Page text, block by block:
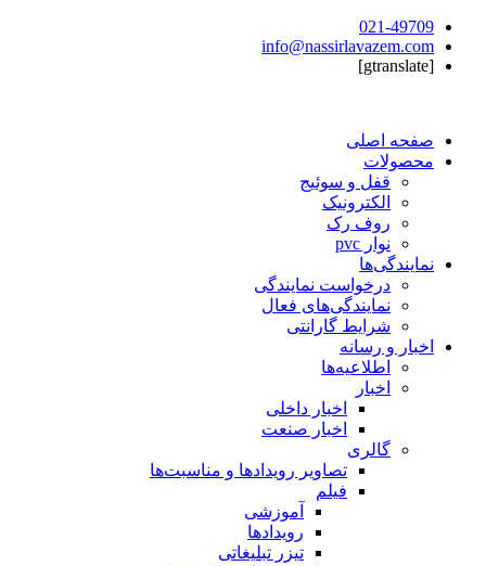
021-49709
info@nassirlavazem.com
[gtranslate]
صفحه اصلی
محصولات
قفل و سوئیج
الکترونیک
روف رک
نوار pvc
نمایندگی‌ها
درخواست نمایندگی
نمایندگی‌های فعال
شرایط گارانتی
اخبار و رسانه
اطلاعیه‌ها
اخبار
اخبار داخلی
اخبار صنعت
گالری
تصاویر رویدادها و مناسبت‌ها
فیلم
آموزشی
رویدادها
تیزر تبلیغاتی